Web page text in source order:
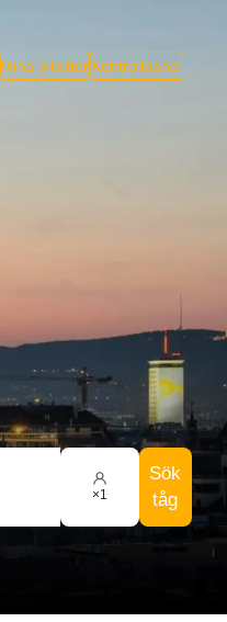
Mina biljetterKontrollpanel
×1
Sök
tåg